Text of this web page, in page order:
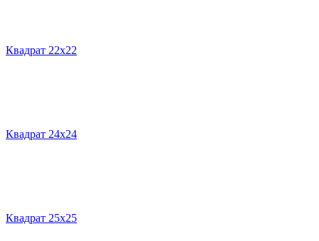
Квадрат 22х22
Квадрат 24х24
Квадрат 25х25